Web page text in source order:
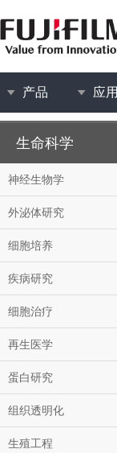
产品 应用
生命科学
神经生物学
外泌体研究
细胞培养
疾病研究
细胞治疗
再生医学
蛋白研究
组织透明化
生殖工程